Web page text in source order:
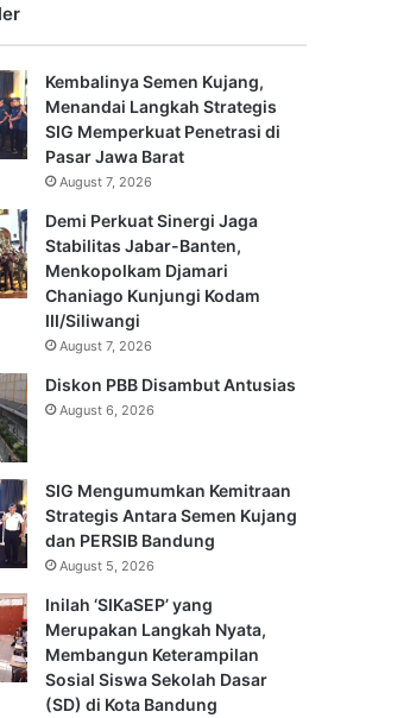
Kembalinya Semen Kujang,
Menandai Langkah Strategis
SIG Memperkuat Penetrasi di
Pasar Jawa Barat
August 7, 2026
Demi Perkuat Sinergi Jaga
Stabilitas Jabar-Banten,
Menkopolkam Djamari
Chaniago Kunjungi Kodam
III/Siliwangi
August 7, 2026
Diskon PBB Disambut Antusias
August 6, 2026
SIG Mengumumkan Kemitraan
Strategis Antara Semen Kujang
dan PERSIB Bandung
August 5, 2026
Inilah ‘SIKaSEP’ yang
Merupakan Langkah Nyata,
Membangun Keterampilan
Sosial Siswa Sekolah Dasar
(SD) di Kota Bandung